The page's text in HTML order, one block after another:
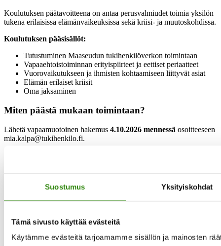
Suostumus Yksityiskohdat
Tämä sivusto käyttää evästeitä
Käytämme evästeitä tarjoamamme sisällön ja mainosten
Koulutuksen päätavoitteena on antaa perusvalmiudet toimia yksilön
tukena erilaisissa elämänvaikeuksissa sekä kriisi- ja muutoskohdissa.
Koulutuksen pääsisällöt:
Tutustuminen Maaseudun tukihenkilöverkon toimintaan
Vapaaehtoistoiminnan erityispiirteet ja eettiset periaatteet
Vuorovaikutukseen ja ihmisten kohtaamiseen liittyvät asiat
Elämän erilaiset kriisit
Oma jaksaminen
Miten päästä mukaan toimintaan?
Lähetä vapaamuotoinen hakemus 4.10.2026 mennessä osoitteeseen
mia.kalpa@tukihenkilo.fi.
– Mahdollinen kokemuksesi vapaaehtoistoiminnasta
Lähetä hakemus sähköpostitse osoitteeseen
Otamme sinuun yhteyttä ja sovimme kanssasi haastattelun.
Haastattelun yhteydessä kerromme, milloin päätökset
koulutukseen valituista tehdään.
Koulutuksen hyväksytysti suorittaneiden kanssa teemme